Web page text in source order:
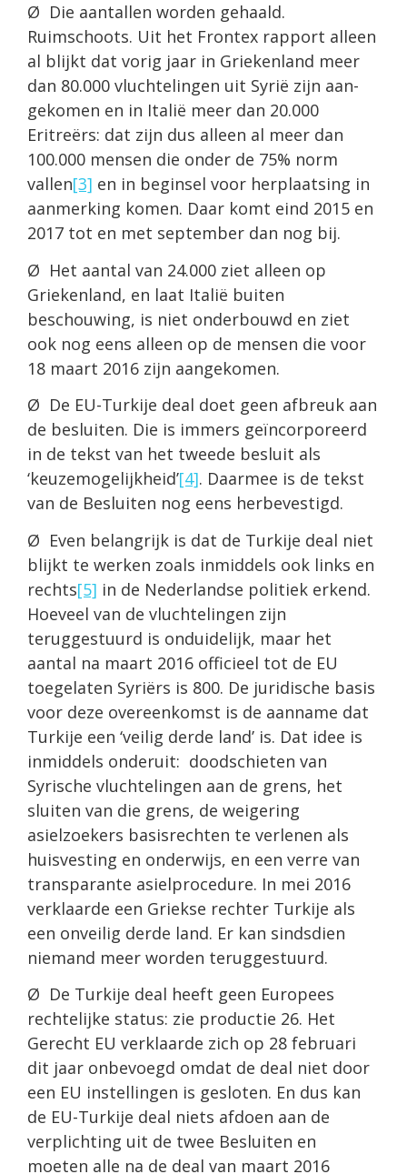
Ø Die aantallen worden gehaald.
Ruimschoots. Uit het Frontex rapport alleen
al blijkt dat vorig jaar in Griekenland meer
dan 80.000 vluchtelingen uit Syrië zijn aan­
gekomen en in Italië meer dan 20.000
Eritreërs: dat zijn dus alleen al meer dan
100.000 mensen die onder de 75% norm
vallen[3] en in beginsel voor herplaatsing in
aanmerking komen. Daar komt eind 2015 en
2017 tot en met september dan nog bij.
Ø Het aantal van 24.000 ziet alleen op
Griekenland, en laat Italië buiten
beschouwing, is niet onderbouwd en ziet
ook nog eens alleen op de mensen die voor
18 maart 2016 zijn aangekomen.
Ø De EU-Turkije deal doet geen afbreuk aan
de besluiten. Die is immers geïncorporeerd
in de tekst van het tweede besluit als
‘keuzemogelijkheid’[4]. Daar­mee is de tekst
van de Besluiten nog eens herbevestigd.
Ø Even belangrijk is dat de Turkije deal niet
blijkt te werken zoals inmiddels ook links en
rechts[5] in de Nederlandse politiek erkend.
Hoeveel van de vluchtelingen zijn
teruggestuurd is onduidelijk, maar het
aantal na maart 2016 officieel tot de EU
toegelaten Syriërs is 800. De juridische basis
voor deze overeenkomst is de aanname dat
Turkije een ‘veilig derde land’ is. Dat idee is
inmiddels onderuit: doodschieten van
Syrische vluchtelingen aan de grens, het
sluiten van die grens, de weigering
asielzoekers basisrechten te verlenen als
huisvesting en onderwijs, en een verre van
transparante asielprocedure. In mei 2016
verklaarde een Griekse rechter Turkije als
een onveilig derde land. Er kan sindsdien
niemand meer worden teruggestuurd.
Ø De Turkije deal heeft geen Europees
rechtelijke status: zie productie 26. Het
Gerecht EU verklaarde zich op 28 februari
dit jaar onbevoegd omdat de deal niet door
een EU instellingen is gesloten. En dus kan
de EU-Turkije deal niets afdoen aan de
verplichting uit de twee Besluiten en
moeten alle na de deal van maart 2016